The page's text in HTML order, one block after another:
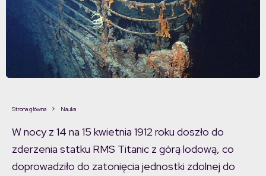
Strona główna Nauka
W nocy z 14 na 15 kwietnia 1912 roku doszło do
zderzenia statku RMS Titanic z górą lodową, co
doprowadziło do zatonięcia jednostki zdolnej do